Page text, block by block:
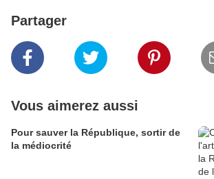
Partager
Vous aimerez aussi
Pour sauver la République, sortir de
la médiocrité